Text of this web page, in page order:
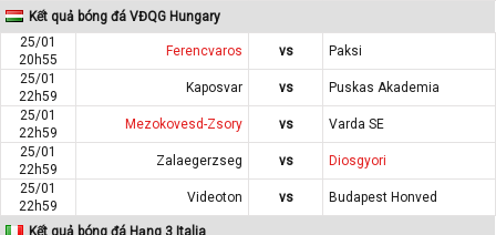
Kết quả bóng đá VĐQG Hungary
25/01
20h55
Ferencvaros vs
Paksi
25/01
22h59
Kaposvar vs
Puskas Akademia
25/01
22h59
Mezokovesd-Zsory vs
Varda SE
25/01
22h59
Zalaegerzseg vs
Diosgyori
25/01
22h59
Videoton vs Budapest Honved
Kết quả bóng đá Hạng 3 Italia